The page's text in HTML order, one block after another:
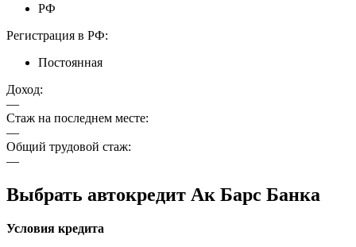
РФ
Регистрация в РФ:
Постоянная
Доход:
—
Стаж на последнем месте:
—
Общий трудовой стаж:
—
Выбрать автокредит Ак Барс Банка
Условия кредита